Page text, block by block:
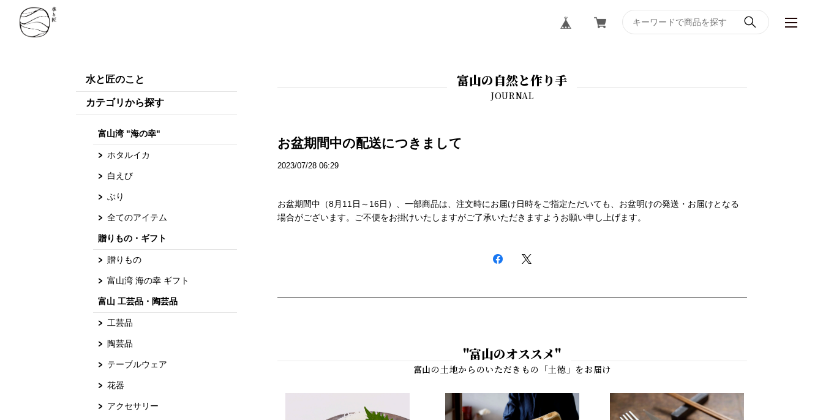
水と匠のこと
カテゴリから探す
富山湾 "海の幸"
ホタルイカ
白えび
ぶり
全てのアイテム
贈りもの・ギフト
贈りもの
富山湾 海の幸 ギフト
富山 工芸品・陶芸品
工芸品
陶芸品
テーブルウェア
花器
アクセサリー
富山の自然と作り手
お盆期間中の配送につきまして
2023/07/28 06:29
お盆期間中（8月11日～16日）、一部商品は、注文時にお届け日時をご指定ただいても、お盆明けの発送・お届けとなる
場合がございます。ご不便をお掛けいたしますがご了承いただきますようお願い申し上げます。
"富山のオススメ"